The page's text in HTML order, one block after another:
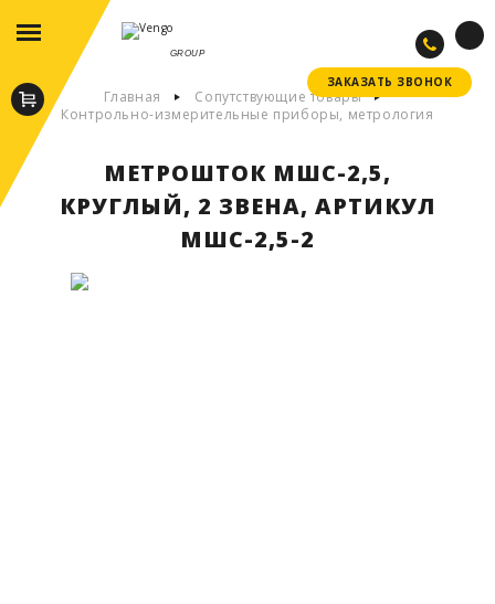
ЗАКАЗАТЬ ЗВОНОК
ЗАКАЗАТЬ ЗВОНОК
GROUP
Главная
Сопутствующие товары
Контрольно-измерительные приборы, метрология
МЕТРОШТОК МШС-2,5,
КРУГЛЫЙ, 2 ЗВЕНА, АРТИКУЛ
МШС-2,5-2